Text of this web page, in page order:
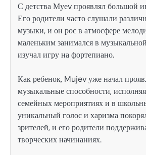
С детства Муеv проявлял большой
Его родители часто слушали
музыки, и он рос в атмосфере
маленьким занимался в
изучал игру на фортепиано.
Как ребенок, Mujev уже начал
музыкальные способности,
семейных мероприятиях и в
уникальный голос и харизма
зрителей, и его родители
творческих начинаниях.